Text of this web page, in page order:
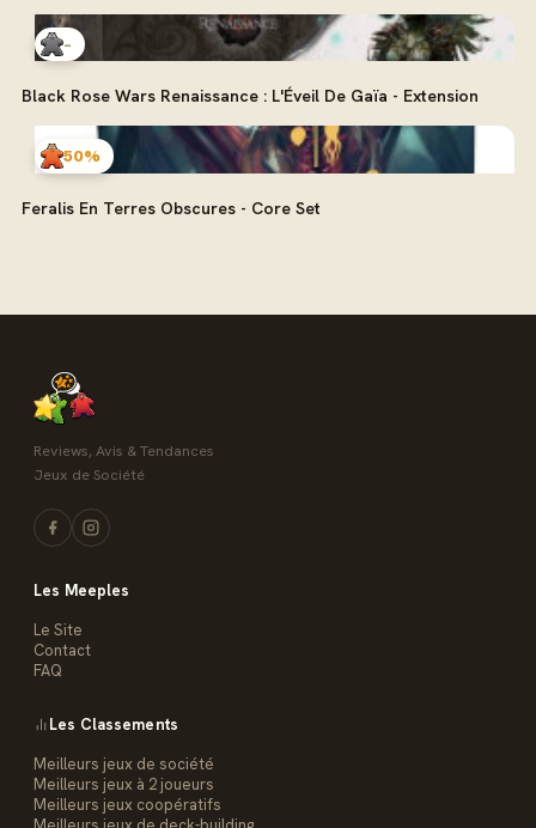
-
Black Rose Wars Renaissance : L'Éveil De Gaïa - Extension
50%
Feralis En Terres Obscures - Core Set
Reviews, Avis & Tendances
Jeux de Société
Les Meeples
Le Site
Contact
FAQ
Les Classements
Meilleurs jeux de société
Meilleurs jeux à 2 joueurs
Meilleurs jeux coopératifs